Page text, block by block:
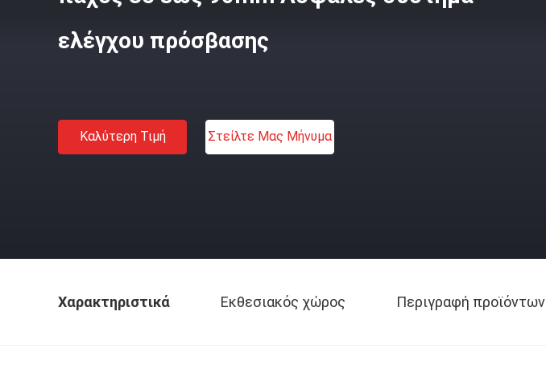
ελέγχου πρόσβασης
Καλύτερη Τιμή Στείλτε Μας Μήνυμα
Χαρακτηριστικά Εκθεσιακός χώρος Περιγραφή προϊόντων